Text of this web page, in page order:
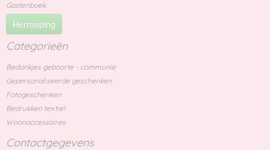
Gastenboek
Herroeping
Categorieën
Bedankjes geboorte - communie
Gepersonaliseerde geschenken
Fotogeschenken
Bedrukken textiel
Woonaccessoires
Contactgegevens